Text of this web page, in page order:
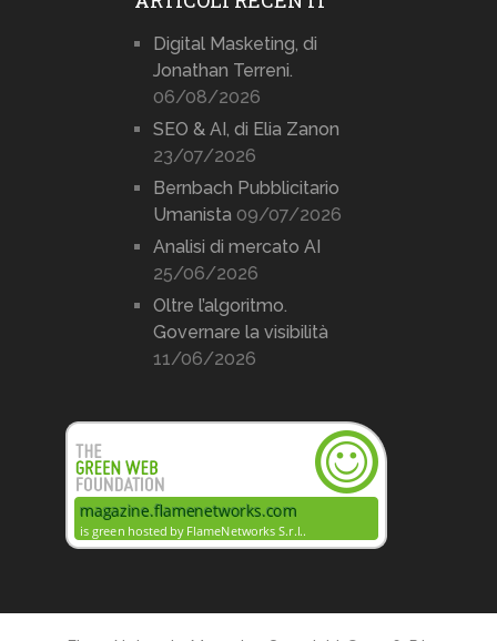
Digital Masketing, di
Jonathan Terreni.
06/08/2026
SEO & AI, di Elia Zanon
23/07/2026
Bernbach Pubblicitario
Umanista 09/07/2026
Analisi di mercato AI
25/06/2026
Oltre l’algoritmo.
Governare la visibilità
11/06/2026